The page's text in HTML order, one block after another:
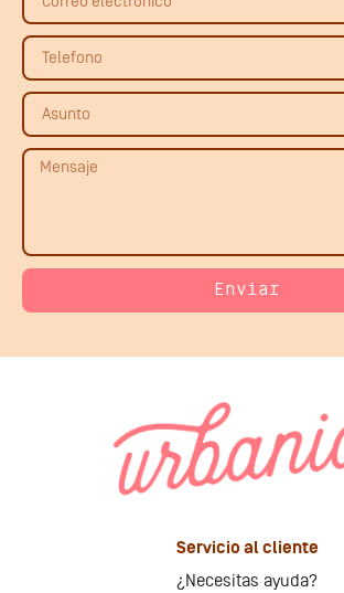
Enviar
Servicio al cliente
¿Necesitas ayuda?